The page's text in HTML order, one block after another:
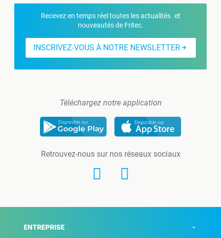
Recevez en temps réel toutes les actualités et
nouveautés de Fritec.
INSCRIVEZ-VOUS À NOTRE NEWSLETTER
Téléchargez notre application
Retrouvez-nous sur nos réseaux sociaux
ENTREPRISE